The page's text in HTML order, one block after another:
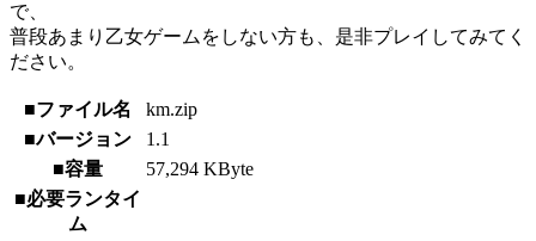
で、
普段あまり乙女ゲームをしない方も、是非プレイしてみてく
ださい。
■ファイル名
km.zip
■バージョン
1.1
■容量
57,294 KByte
■必要ランタイ
ム